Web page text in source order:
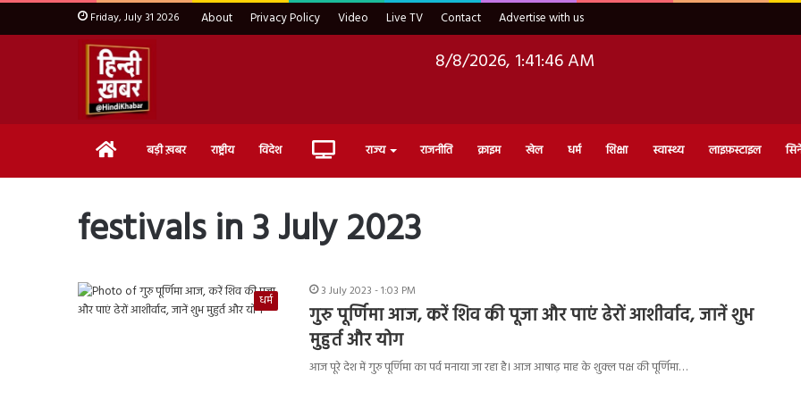
Friday, July 31 2026 About Privacy Policy Video Live TV Contact Advertise with us
8/8/2026, 1:41:47 AM
Home बड़ी ख़बर राष्ट्रीय विदेश Live राज्य राजनीति क्राइम खेल धर्म शिक्षा स्वास्थ्य लाइफ़स्टाइल
festivals in 3 July 2023
धर्म
3 July 2023 - 1:03 PM
गुरु पूर्णिमा आज, करें शिव की पूजा और पाएं ढेरों आशीर्वाद, जानें शुभ
मुहुर्त और योग
आज पूरे देश में गुरु पूर्णिमा का पर्व मनाया जा रहा है। आज आषाढ़ माह के शुक्ल पक्ष की पूर्णिमा…